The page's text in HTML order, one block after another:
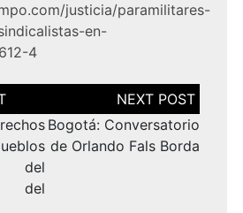
justicia/paramilitares-
en-
4
del
del
Bogotá: Conversatorio
de Orlando Fals Borda